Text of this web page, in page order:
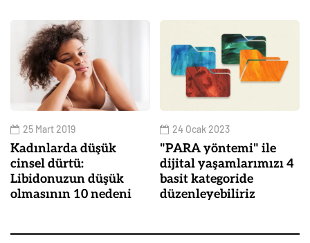
25 Mart 2019
Kadınlarda düşük
cinsel dürtü:
Libidonuzun düşük
olmasının 10 nedeni
24 Ocak 2023
"PARA yöntemi" ile
dijital yaşamlarımızı 4
basit kategoride
düzenleyebiliriz